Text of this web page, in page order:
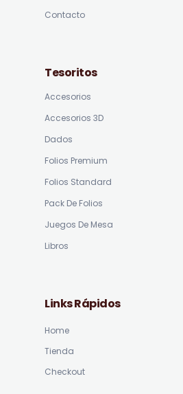
Contacto
Tesoritos
Accesorios
Accesorios 3D
Dados
Folios Premium
Folios Standard
Pack De Folios
Juegos De Mesa
Libros
Links Rápidos
Home
Tienda
Checkout